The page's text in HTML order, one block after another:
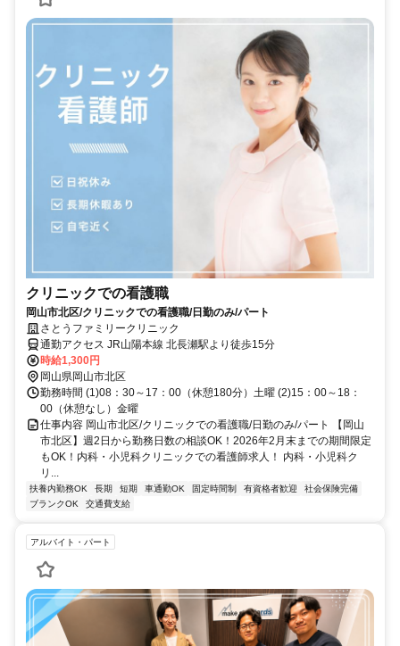
クリニックでの看護職
岡山市北区/クリニックでの看護職/日勤のみ/パート
さとうファミリークリニック
通勤アクセス JR山陽本線 北長瀬駅より徒歩15分
時給1,300円
岡山県岡山市北区
勤務時間 (1)08：30～17：00（休憩180分）土曜 (2)15：00～18：
00（休憩なし）金曜
仕事内容 岡山市北区/クリニックでの看護職/日勤のみ/パート 【岡山
市北区】週2日から勤務日数の相談OK！2026年2月末までの期間限定
もOK！内科・小児科クリニックでの看護師求人！ 内科・小児科ク
リ...
扶養内勤務OK 長期 短期 車通勤OK 固定時間制 有資格者歓迎
社会保険完備
ブランクOK
交通費支給
アルバイト・パート